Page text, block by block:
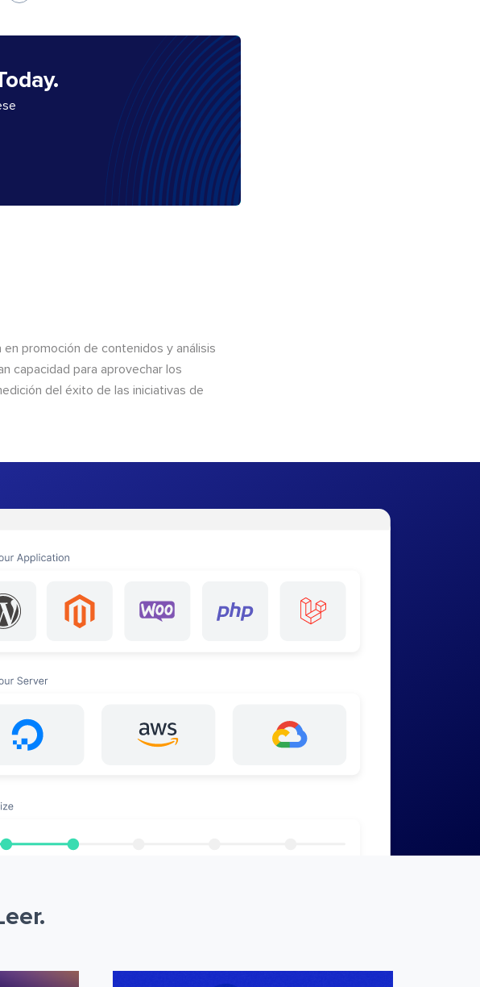
promoción de contenidos y análisis
capacidad para aprovechar los
del éxito de las iniciativas de